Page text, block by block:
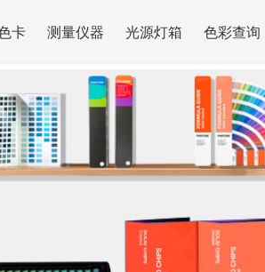
卡 测量仪器 光源灯箱 色彩查询